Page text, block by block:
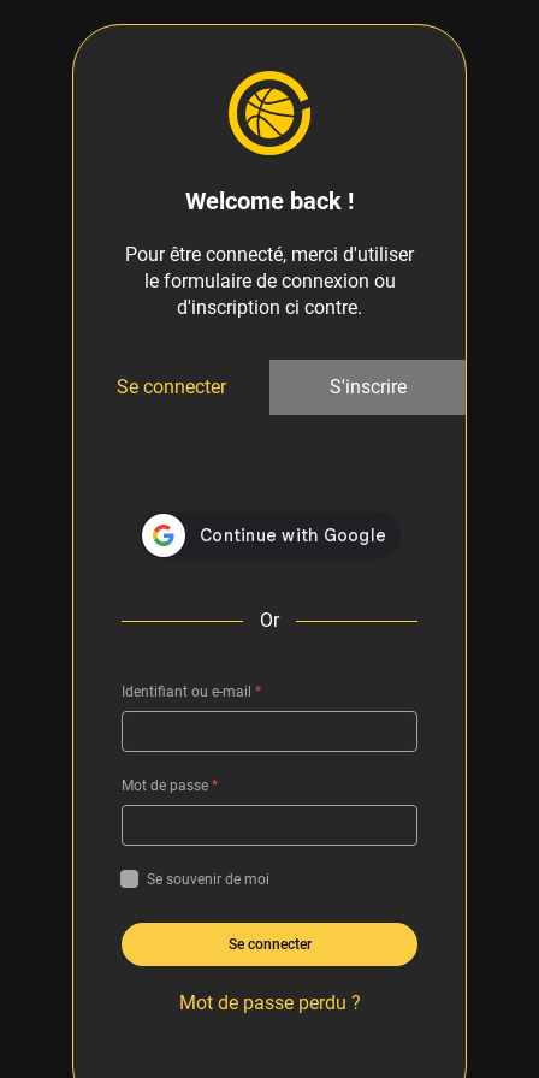
Welcome back !
Pour être connecté, merci d'utiliser
le formulaire de connexion ou
d'inscription ci contre.
Se connecter S'inscrire
Or
Identifiant ou e-mail *
Mot de passe *
Se souvenir de moi
Se connecter
Mot de passe perdu ?